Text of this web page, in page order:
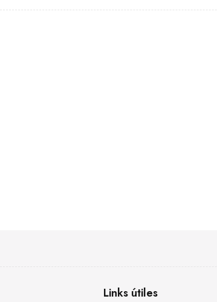
Links útiles